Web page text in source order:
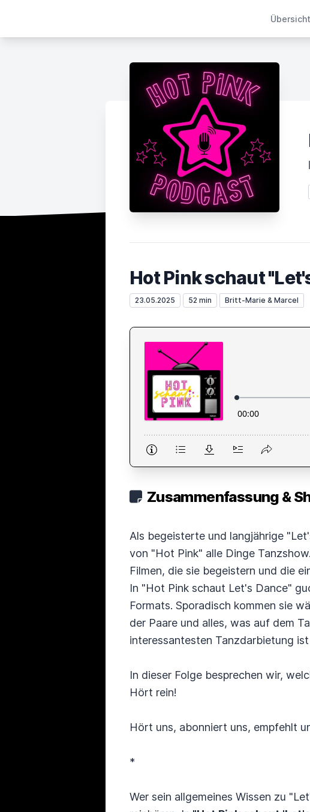
Übersicht
Hot Pink schaut
23.05.2025 52 min Britt-Marie & Marcel
Zusammenfassung &
Als begeisterte und langjährige
von "Hot Pink" alle Dinge
Filmen, die sie begeistern und die
In "Hot Pink schaut Let's Dance"
Formats. Sporadisch kommen sie
der Paare und alles, was auf dem
interessantesten Tanzdarbietung
In dieser Folge besprechen wir,
Hört rein!
Hört uns, abonniert uns, empfehlt
*
Wer sein allgemeines Wissen zu